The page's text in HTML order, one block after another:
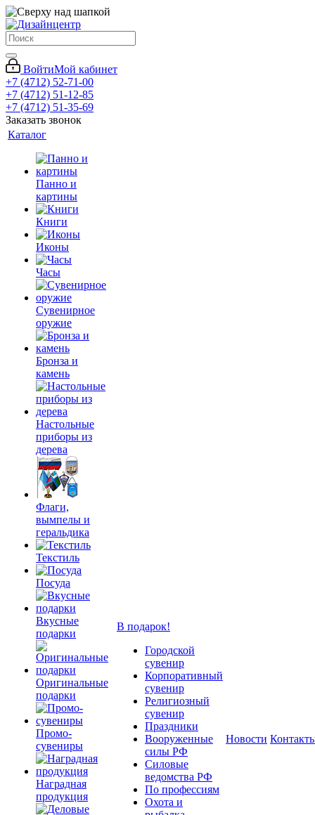
ВойтиМой кабинет
+7 (4712) 52-71-00
+7 (4712) 51-12-85
+7 (4712) 51-35-69
Заказать звонок
Каталог
Панно и
картины
Книги
Иконы
Часы
Сувенирное
оружие
Бронза и
камень
Настольные
приборы из
дерева
Флаги,
вымпелы и
геральдика
Текстиль
Посуда
Вкусные
подарки
Оригинальные
подарки
Промо-
сувениры
Наградная
продукция
В подарок!
Городской
сувенир
Корпоративный
сувенир
Религиозный
сувенир
Праздники
Вооруженные
силы РФ
Силовые
ведомства РФ
По профессиям
Охота и
Новости